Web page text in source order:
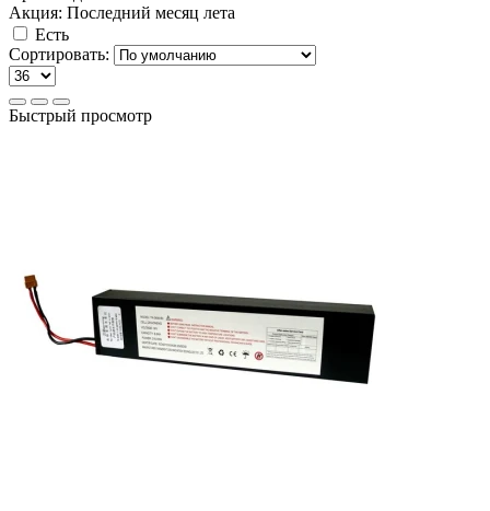
Акция: Последний месяц лета
Есть
Сортировать:
Быстрый просмотр